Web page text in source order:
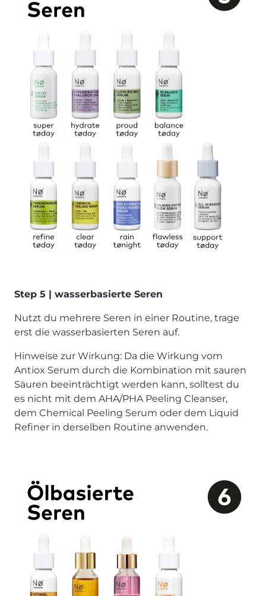
Step 5 | wasserbasierte Seren
Nutzt du mehrere Seren in einer Routine, trage
erst die wasserbasierten Seren auf.
Hinweise zur Wirkung: Da die Wirkung vom
Antiox Serum durch die Kombination mit sauren
Säuren beeinträchtigt werden kann, solltest du
es nicht mit dem AHA/PHA Peeling Cleanser,
dem Chemical Peeling Serum oder dem Liquid
Refiner in derselben Routine anwenden.